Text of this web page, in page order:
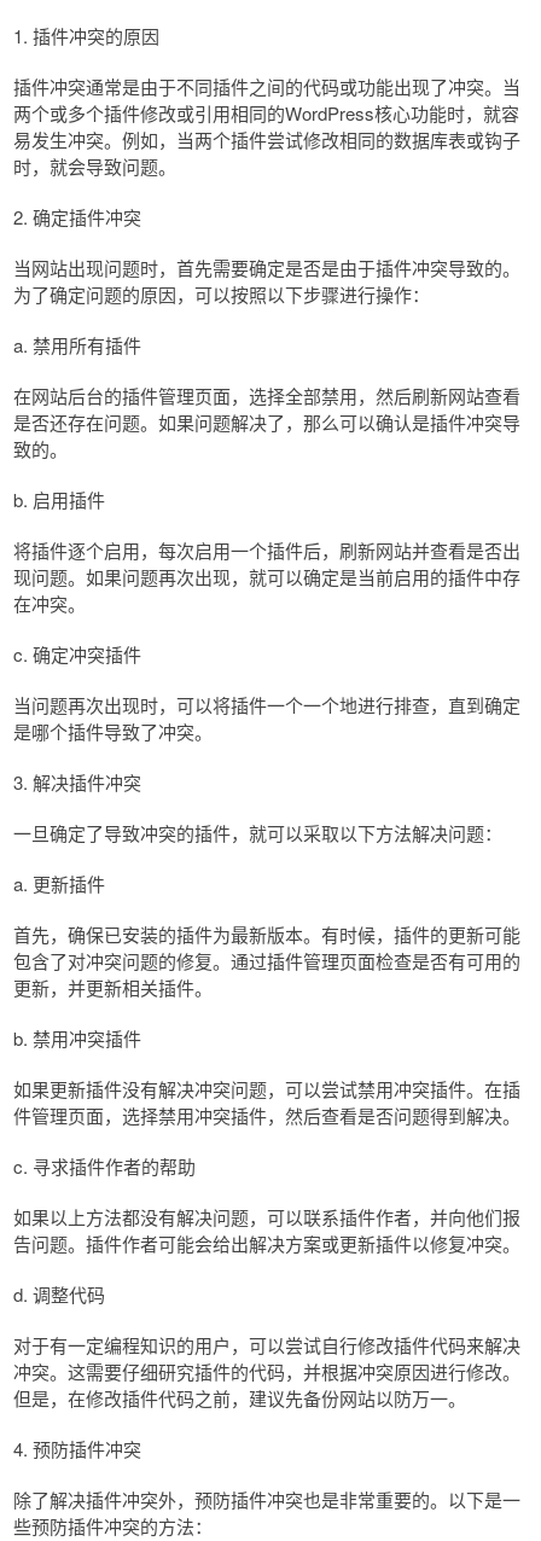
1. 插件冲突的原因
插件冲突通常是由于不同插件之间的代码或功能出现了冲突。当
两个或多个插件修改或引用相同的WordPress核心功能时，就容
易发生冲突。例如，当两个插件尝试修改相同的数据库表或钩子
时，就会导致问题。
2. 确定插件冲突
当网站出现问题时，首先需要确定是否是由于插件冲突导致的。
为了确定问题的原因，可以按照以下步骤进行操作：
a. 禁用所有插件
在网站后台的插件管理页面，选择全部禁用，然后刷新网站查看
是否还存在问题。如果问题解决了，那么可以确认是插件冲突导
致的。
b. 启用插件
将插件逐个启用，每次启用一个插件后，刷新网站并查看是否出
现问题。如果问题再次出现，就可以确定是当前启用的插件中存
在冲突。
c. 确定冲突插件
当问题再次出现时，可以将插件一个一个地进行排查，直到确定
是哪个插件导致了冲突。
3. 解决插件冲突
一旦确定了导致冲突的插件，就可以采取以下方法解决问题：
a. 更新插件
首先，确保已安装的插件为最新版本。有时候，插件的更新可能
包含了对冲突问题的修复。通过插件管理页面检查是否有可用的
更新，并更新相关插件。
b. 禁用冲突插件
如果更新插件没有解决冲突问题，可以尝试禁用冲突插件。在插
件管理页面，选择禁用冲突插件，然后查看是否问题得到解决。
c. 寻求插件作者的帮助
如果以上方法都没有解决问题，可以联系插件作者，并向他们报
告问题。插件作者可能会给出解决方案或更新插件以修复冲突。
d. 调整代码
对于有一定编程知识的用户，可以尝试自行修改插件代码来解决
冲突。这需要仔细研究插件的代码，并根据冲突原因进行修改。
但是，在修改插件代码之前，建议先备份网站以防万一。
4. 预防插件冲突
除了解决插件冲突外，预防插件冲突也是非常重要的。以下是一
些预防插件冲突的方法：